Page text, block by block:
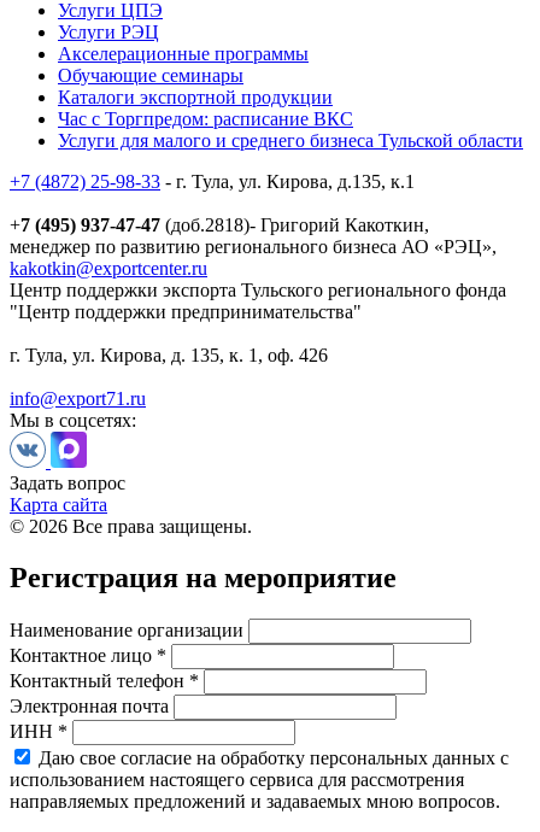
Услуги ЦПЭ
Услуги РЭЦ
Акселерационные программы
Обучающие семинары
Каталоги экспортной продукции
Час с Торгпредом: расписание ВКС
Услуги для малого и среднего бизнеса Тульской области
+7 (4872) 25-98-33 - г. Тула, ул. Кирова, д.135, к.1
+7 (495) 937-47-47 (доб.2818)- Григорий Какоткин,
менеджер по развитию регионального бизнеса АО «РЭЦ»,
kakotkin@exportcenter.ru
Центр поддержки экспорта Тульского регионального фонда
"Центр поддержки предпринимательства"
г. Тула, ул. Кирова, д. 135, к. 1, оф. 426
info@export71.ru
Мы в соцсетях:
Задать вопрос
Карта сайта
© 2026 Все права защищены.
Регистрация на мероприятие
Наименование организации
Контактное лицо *
Контактный телефон *
Электронная почта
ИНН *
Даю свое согласие на обработку персональных данных с
использованием настоящего сервиса для рассмотрения
направляемых предложений и задаваемых мною вопросов.